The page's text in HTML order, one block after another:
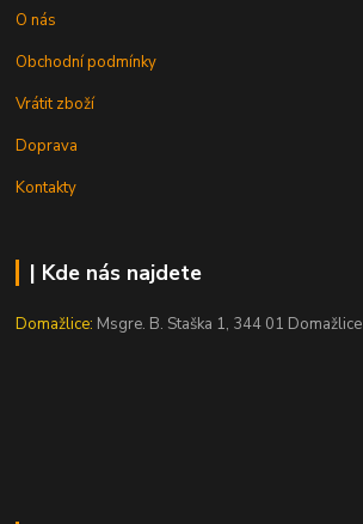
O nás
Obchodní podmínky
Vrátit zboží
Doprava
Kontakty
| Kde nás najdete
Domažlice: Msgre. B. Staška 1, 344 01 Domažlice